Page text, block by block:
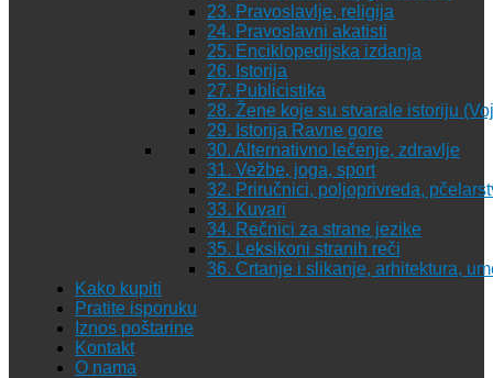
23. Pravoslavlje, religija
24. Pravoslavni akatisti
25. Enciklopedijska izdanja
26. Istorija
27. Publicistika
28. Žene koje su stvarale istoriju
29. Istorija Ravne gore
30. Alternativno lečenje, zdravlje
31. Vežbe, joga, sport
32. Priručnici, poljoprivreda,
33. Kuvari
34. Rečnici za strane jezike
35. Leksikoni stranih reči
36. Crtanje i slikanje, arhitektura,
Kako kupiti
Pratite isporuku
Iznos poštarine
Kontakt
O nama